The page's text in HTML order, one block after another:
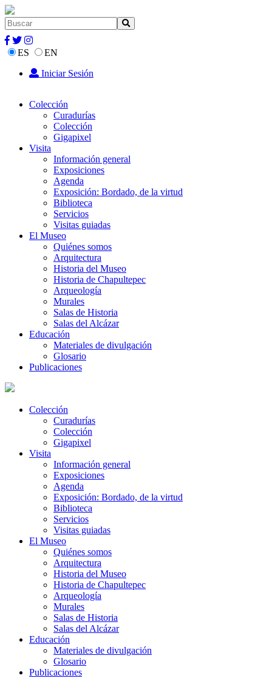
ES
EN
Iniciar Sesión
Colección
Curadurías
Colección
Gigapixel
Visita
Información general
Exposiciones
Agenda
Exposición: Bordado, de la virtud
Biblioteca
Servicios
Visitas guiadas
El Museo
Quiénes somos
Arquitectura
Historia del Museo
Historia de Chapultepec
Arqueología
Murales
Salas de Historia
Salas del Alcázar
Educación
Materiales de divulgación
Glosario
Publicaciones
Colección
Curadurías
Colección
Gigapixel
Visita
Información general
Exposiciones
Agenda
Exposición: Bordado, de la virtud
Biblioteca
Servicios
Visitas guiadas
El Museo
Quiénes somos
Arquitectura
Historia del Museo
Historia de Chapultepec
Arqueología
Murales
Salas de Historia
Salas del Alcázar
Educación
Materiales de divulgación
Glosario
Publicaciones